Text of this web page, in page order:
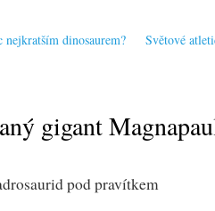
nejkratším dinosaurem? Světové
gigant
pod pravítkem